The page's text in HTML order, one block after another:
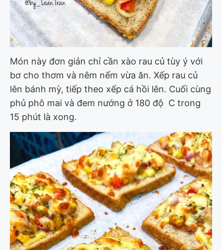
Món này đơn giản chỉ cần xào rau củ tùy ý với
bơ cho thơm và nêm nếm vừa ăn. Xếp rau củ
lên bánh mỳ, tiếp theo xếp cá hồi lên. Cuối cùng
phủ phô mai và đem nướng ở 180 độ C trong
15 phút là xong.